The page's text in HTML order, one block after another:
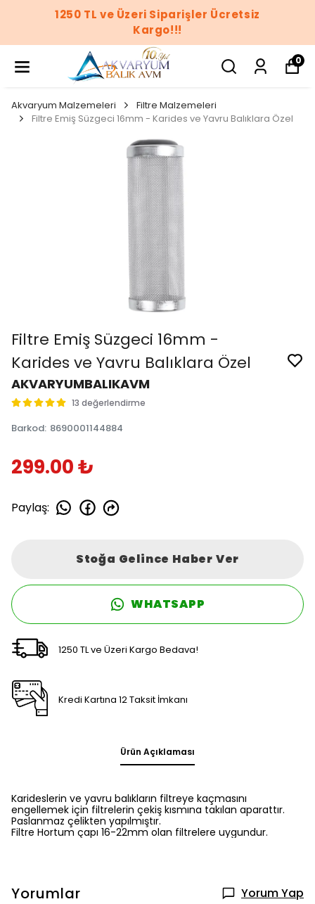
1250 TL ve Üzeri Siparişler Ücretsiz
Kargo!!!
0
Akvaryum Malzemeleri
Filtre Malzemeleri
Filtre Emiş Süzgeci 16mm - Karides ve Yavru Balıklara Özel
Filtre Emiş Süzgeci 16mm -
Karides ve Yavru Balıklara Özel
AKVARYUMBALIKAVM
13 değerlendirme
Barkod: 8690001144884
299.00 ₺
Paylaş:
Stoğa Gelince Haber Ver
WHATSAPP
1250 TL ve Üzeri Kargo Bedava!
Kredi Kartına 12 Taksit İmkanı
Ürün Açıklaması
Karideslerin ve yavru balıkların filtreye kaçmasını
engellemek için filtrelerin çekiş kısmına takılan aparattır.
Paslanmaz çelikten yapılmıştır.
Filtre Hortum çapı 16-22mm olan filtrelere uygundur.
Yorumlar Yorum Yap